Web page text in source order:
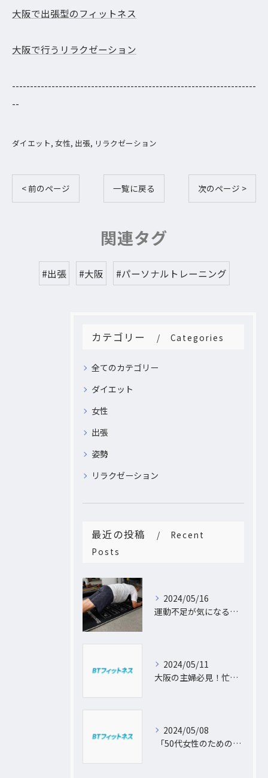
大阪で出張型のフィットネス
大阪で行うリラクゼーション
--------------------------------------------------------------------
--
ダイエット 女性 出張 リラクゼーション
< 前のページ 一覧に戻る 次のページ >
関連タグ
#出張 #大阪 #パーソナルトレーニング
カテゴリー Categories
全てのカテゴリー
ダイエット
女性
出張
姿勢
リラクゼーション
最近の投稿
Recent
Posts
2024/05/16
運動不足が気になるあなたへ。大阪中崎町で自宅にパーソナルトレーナーがおうかがし!プライベート空間で理想のカラダづくり
2024/05/11
大阪の主婦必見！忙しい日常に合わせた出張パーソナルトレーニングで理想のボディを手に入れよう
2024/05/08
「50代女性のためのパーソナルトレーニング！運動不足から脱出し、理想の体型を手に入れよう」